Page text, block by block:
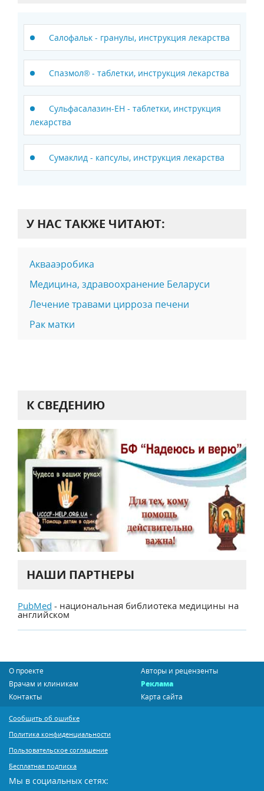
Салофальк - гранулы, инструкция лекарства
Спазмол® - таблетки, инструкция лекарства
Сульфасалазин-ЕН - таблетки, инструкция
лекарства
Сумаклид - капсулы, инструкция лекарства
У НАС ТАКЖЕ ЧИТАЮТ:
Аквааэробика
Медицина, здравоохранение Беларуси
Лечение травами цирроза печени
Рак матки
К СВЕДЕНИЮ
НАШИ ПАРТНЕРЫ
PubMed - национальная библиотека медицины на
английском
О проекте
Авторы и рецензенты
Врачам и клиникам
Реклама
Контакты
Карта сайта
Сообщить об ошибке
Политика конфиденциальности
Пользовательское соглашение
Бесплатная подписка
Мы в социальных сетях: